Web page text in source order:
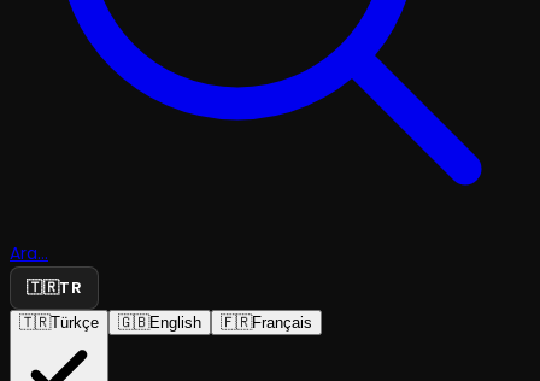
Ara...
🇹🇷TR
🇹🇷Türkçe 🇬🇧English 🇫🇷Français